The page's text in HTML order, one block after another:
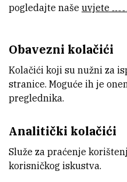
INSTITUT RUĐER
Bijenička cesta 54,
pogledajte naše uvjete
Obavezni kolačići
Kolačići koji su nužni za
stranice. Moguće ih je
preglednika.
Analitički kolačići
Služe za praćenje
korisničkog iskustva.